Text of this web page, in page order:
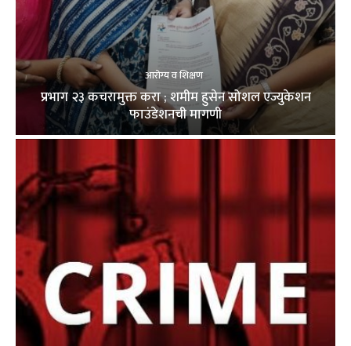
आरोग्य व शिक्षण
प्रभाग २३ कचरामुक्त करा ; शमीम हुसेन सोशल एज्युकेशन
फाउंडेशनची मागणी